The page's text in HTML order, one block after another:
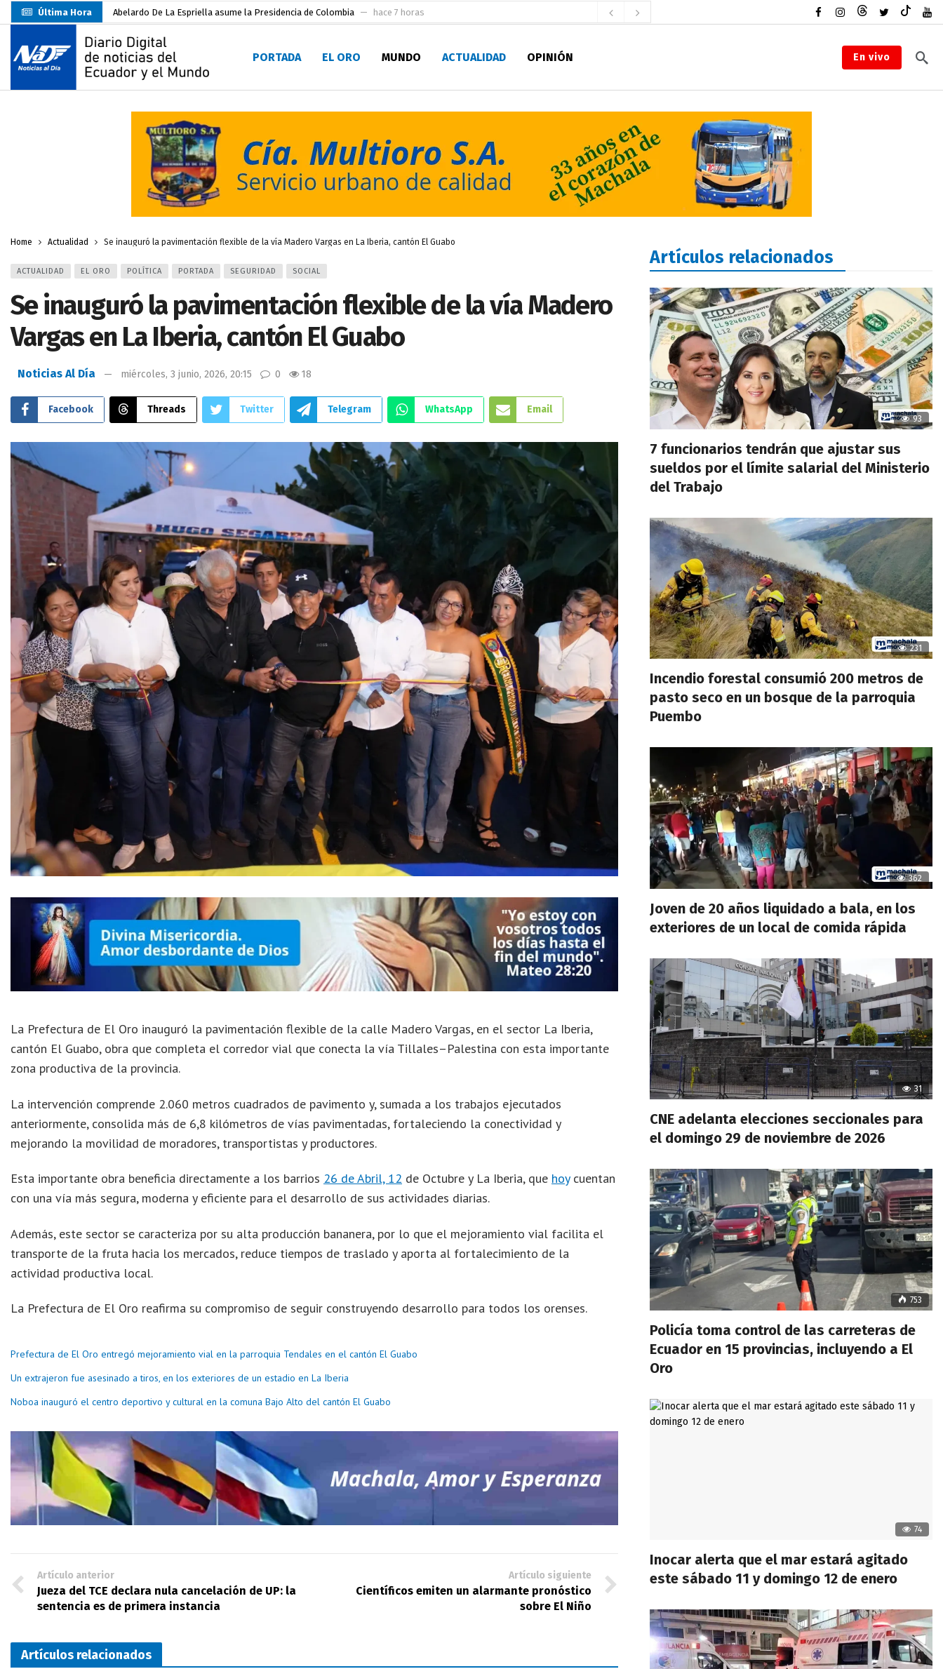
Última Hora Abelardo De La Espriella asume la Presidencia de Colombia hace 7 horas
Sin objeciones la candidatura de Carlos Rodríguez para la Alcaldía de Machala
Más de 3.800 escuelas estarían en riesgo por El Niño hace 18 horas
Nuevo Santa Rosa Sporting Club inicia su camino en la Serie A del Fútbol Femenino Nacional 2026
Unidad Popular confirma acuerdo político con RC, socialismo y Lista 70 en Pichincha y varias provincias
Delegación de El Oro fiscaliza propaganda electoral hace 2 días
Gobierno Estudiantil Ugartino 2026-2027, fue posesionado hace 2 días
Darwin Pereira oficializa su candidatura a la alcaldía de Machala hace 5 horas
PORTADA EL ORO MUNDO ACTUALIDAD OPINIÓN En vivo
Home Actualidad Se inauguró la pavimentación flexible de la vía Madero Vargas en La Iberia, cantón El Guabo
ACTUALIDAD EL ORO POLÍTICA PORTADA SEGURIDAD SOCIAL
Se inauguró la pavimentación flexible de la vía Madero
Vargas en La Iberia, cantón El Guabo
Noticias Al Día miércoles, 3 junio, 2026, 20:15 0 18
Facebook Threads Twitter Telegram WhatsApp Email
La Prefectura de El Oro inauguró la pavimentación flexible de la calle Madero Vargas, en el sector La Iberia,
cantón El Guabo, obra que completa el corredor vial que conecta la vía Tillales–Palestina con esta importante
zona productiva de la provincia.
La intervención comprende 2.060 metros cuadrados de pavimento y, sumada a los trabajos ejecutados
anteriormente, consolida más de 6,8 kilómetros de vías pavimentadas, fortaleciendo la conectividad y
mejorando la movilidad de moradores, transportistas y productores.
Esta importante obra beneficia directamente a los barrios 26 de Abril, 12 de Octubre y La Iberia, que hoycuentan
con una vía más segura, moderna y eficiente para el desarrollo de sus actividades diarias.
Además, este sector se caracteriza por su alta producción bananera, por lo que el mejoramiento vial facilita el
transporte de la fruta hacia los mercados, reduce tiempos de traslado y aporta al fortalecimiento de la
actividad productiva local.
La Prefectura de El Oro reafirma su compromiso de seguir construyendo desarrollo para todos los orenses.
Prefectura de El Oro entregó mejoramiento vial en la parroquia Tendales en el cantón El Guabo
Un extrajeron fue asesinado a tiros, en los exteriores de un estadio en La Iberia
Noboa inauguró el centro deportivo y cultural en la comuna Bajo Alto del cantón El Guabo
Artículo anterior
Jueza del TCE declara nula cancelación de UP: la
sentencia es de primera instancia
Artículo siguiente
Científicos emiten un alarmante pronóstico
sobre El Niño
Artículos relacionados
Artículos relacionados
93
7 funcionarios tendrán que ajustar sus
sueldos por el límite salarial del Ministerio
del Trabajo
231
Incendio forestal consumió 200 metros de
pasto seco en un bosque de la parroquia
Puembo
362
Joven de 20 años liquidado a bala, en los
exteriores de un local de comida rápida
31
CNE adelanta elecciones seccionales para
el domingo 29 de noviembre de 2026
753
Policía toma control de las carreteras de
Ecuador en 15 provincias, incluyendo a El
Oro
74
Inocar alerta que el mar estará agitado
este sábado 11 y domingo 12 de enero